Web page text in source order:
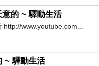
的 ~ 驛動生活
http://www.youtube.com...
~ 驛動生活